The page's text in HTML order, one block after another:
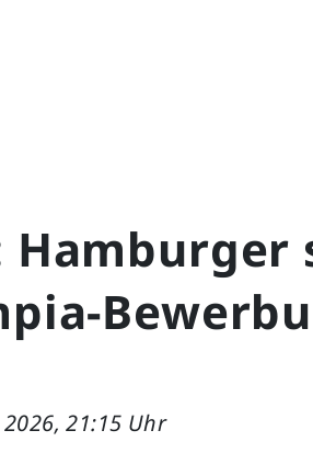
Hamburger
21:15 Uhr